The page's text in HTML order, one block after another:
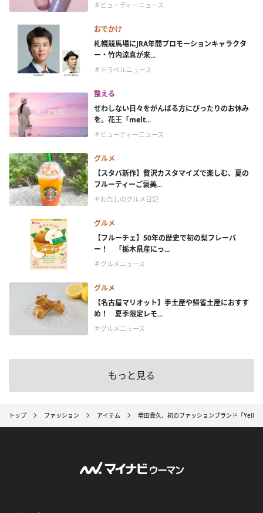
＃ビューティーニュース
おでかけ
札幌競馬場にJRA年間プロモーションキャラクタ
ー・竹内涼真が来...
＃トラベルニュース
整える
せわしない日々をがんばる方にぴったりのお休み
を。花王「melt...
＃ビューティーニュース
グルメ
【スタバ新作】贅沢カスタマイズで楽しむ、夏の
フルーティーご褒美...
＃わたしのグルメ日記
グルメ
【フルーチェ】50年の歴史で初の梨フレーバ
ー！ 「栃木県産にっ...
＃グルメニュース
グルメ
【名古屋マリオット】手土産や帰省土産におすす
め！ 夏季限定レモ...
＃グルメニュース
もっと見る
トップ ファッション アイテム 増田貴久、初のファッションブランド「